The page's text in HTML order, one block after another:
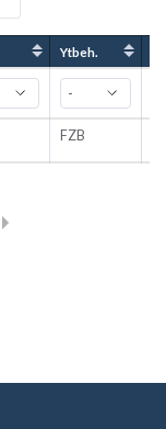
Ytbeh.
FZB